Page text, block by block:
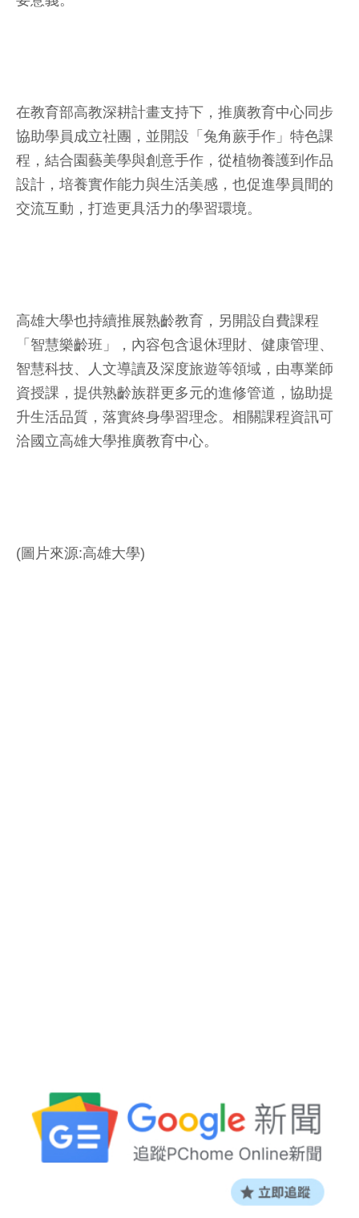
在教育部高教深耕計畫支持下，推廣教育中心同步
協助學員成立社團，並開設「兔角蕨手作」特色課
程，結合園藝美學與創意手作，從植物養護到作品
設計，培養實作能力與生活美感，也促進學員間的
交流互動，打造更具活力的學習環境。
高雄大學也持續推展熟齡教育，另開設自費課程
「智慧樂齡班」，內容包含退休理財、健康管理、
智慧科技、人文導讀及深度旅遊等領域，由專業師
資授課，提供熟齡族群更多元的進修管道，協助提
升生活品質，落實終身學習理念。相關課程資訊可
洽國立高雄大學推廣教育中心。
(圖片來源:高雄大學)